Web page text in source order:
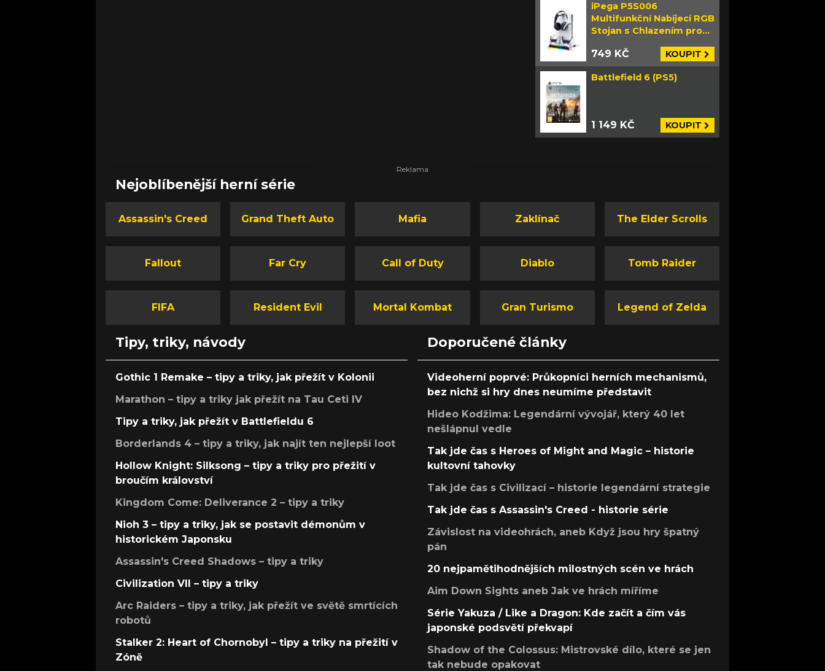
iPega P5S006
Multifunkční Nabíjecí RGB
Stojan s Chlazením pro
749 KČ KOUPIT
Battlefield 6 (PS5)
1 149 KČ KOUPIT
Nejoblíbenější herní série
Assassin's Creed Grand Theft Auto Mafia Zaklínač The Elder Scrolls
Fallout Far Cry Call of Duty Diablo Tomb Raider
FIFA Resident Evil Mortal Kombat Gran Turismo Legend of Zelda
Tipy, triky, návody
Gothic 1 Remake – tipy a triky, jak přežít v Kolonii
Marathon – tipy a triky jak přežít na Tau Ceti IV
Tipy a triky, jak přežít v Battlefieldu 6
Borderlands 4 – tipy a triky, jak najít ten nejlepší loot
Hollow Knight: Silksong – tipy a triky pro přežití v
broučím království
Kingdom Come: Deliverance 2 – tipy a triky
Nioh 3 – tipy a triky, jak se postavit démonům v
historickém Japonsku
Assassin's Creed Shadows – tipy a triky
Civilization VII – tipy a triky
Arc Raiders – tipy a triky, jak přežít ve světě smrtících
robotů
Stalker 2: Heart of Chornobyl – tipy a triky na přežití v
Zóně
Doporučené články
Videoherní poprvé: Průkopníci herních mechanismů,
bez nichž si hry dnes neumíme představit
Hideo Kodžima: Legendární vývojář, který 40 let
nešlápnul vedle
Tak jde čas s Heroes of Might and Magic – historie
kultovní tahovky
Tak jde čas s Civilizací – historie legendární strategie
Tak jde čas s Assassin's Creed - historie série
Závislost na videohrách, aneb Když jsou hry špatný
pán
20 nejpamětihodnějších milostných scén ve hrách
Aim Down Sights aneb Jak ve hrách míříme
Série Yakuza / Like a Dragon: Kde začít a čím vás
japonské podsvětí překvapí
Shadow of the Colossus: Mistrovské dílo, které se jen
tak nebude opakovat